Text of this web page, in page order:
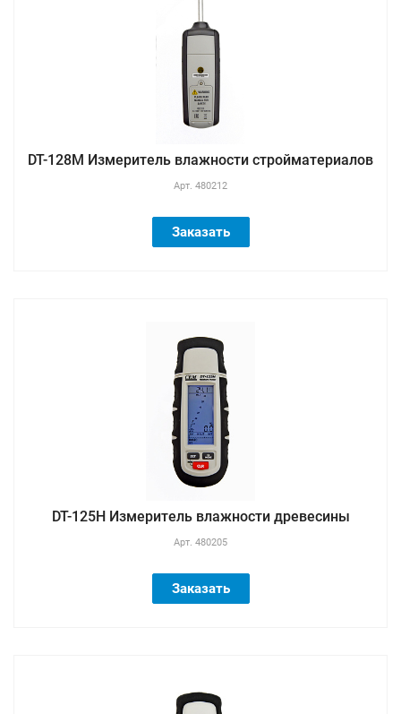
DT-128M Измеритель влажности стройматериалов
Арт. 480212
Заказать
DT-125H Измеритель влажности древесины
Арт. 480205
Заказать